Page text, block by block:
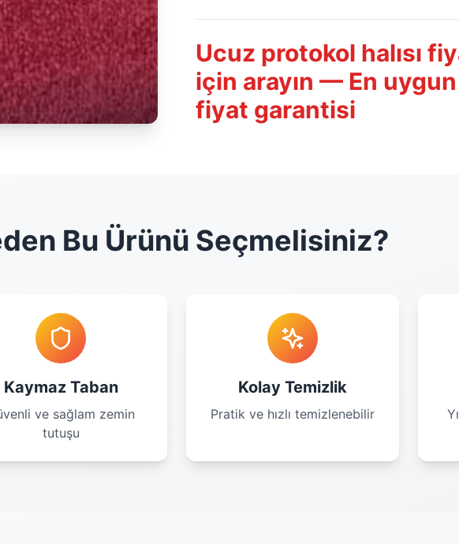
Ucuz protokol halısı
için arayın — En uygun
fiyat garantisi
Bu Ürünü Seçmelisiniz?
Kaymaz Taban
ve sağlam zemin
tutuşu
Kolay Temizlik
Pratik ve hızlı temizlenebilir